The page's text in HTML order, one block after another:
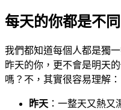
每天的你都是不
我們都知道每個人都是獨
昨天的你，更不會是明天
嗎？不，其實很容易理解：
昨天 ：一整天又熱又